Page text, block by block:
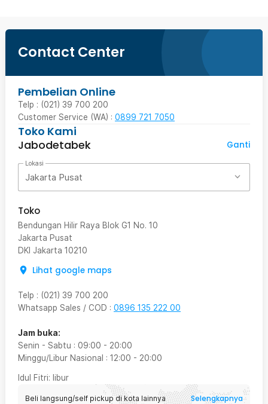
Contact Center
Pembelian Online
Telp : (021) 39 700 200
Customer Service (WA) : 0899 721 7050
Toko Kami
Jabodetabek
Ganti
Lokasi
Jakarta Pusat
Toko
Bendungan Hilir Raya Blok G1 No. 10
Jakarta Pusat
DKI Jakarta 10210
Lihat google maps
Telp : (021) 39 700 200
Whatsapp Sales / COD : 0896 135 222 00
Jam buka:
Senin - Sabtu : 09:00 - 20:00
Minggu/Libur Nasional : 12:00 - 20:00
Idul Fitri: libur
Beli langsung/self pickup di kota lainnya Selengkapnya